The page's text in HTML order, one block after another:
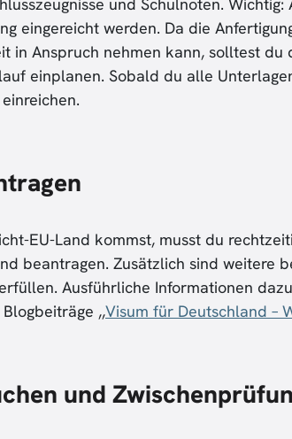
eingereicht werden. Da die
in Anspruch nehmen kann, solltest
einplanen. Sobald du alle
EU-Land kommst, musst du
beantragen. Zusätzlich sind weitere
Ausführliche Informationen
,,Visum für Deutschland –
und